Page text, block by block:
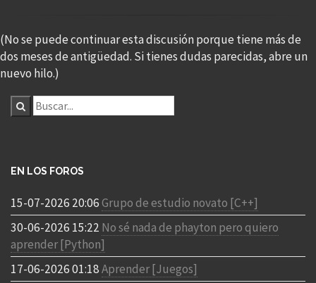
(No se puede continuar esta discusión porque tiene más de
dos meses de antigüedad. Si tienes dudas parecidas, abre un
nuevo hilo.)
EN LOS FOROS
15-07-2026 20:06Grupo de estudio novato [C++]
30-06-2026 15:22 No sé nada de phayton pero quiero
aprender [Python]
17-06-2026 01:18Aprender [Juegos]